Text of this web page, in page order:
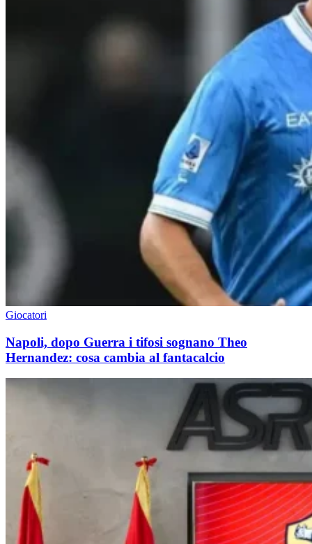
Giocatori
Napoli, dopo Guerra i tifosi sognano Theo
Hernandez: cosa cambia al fantacalcio